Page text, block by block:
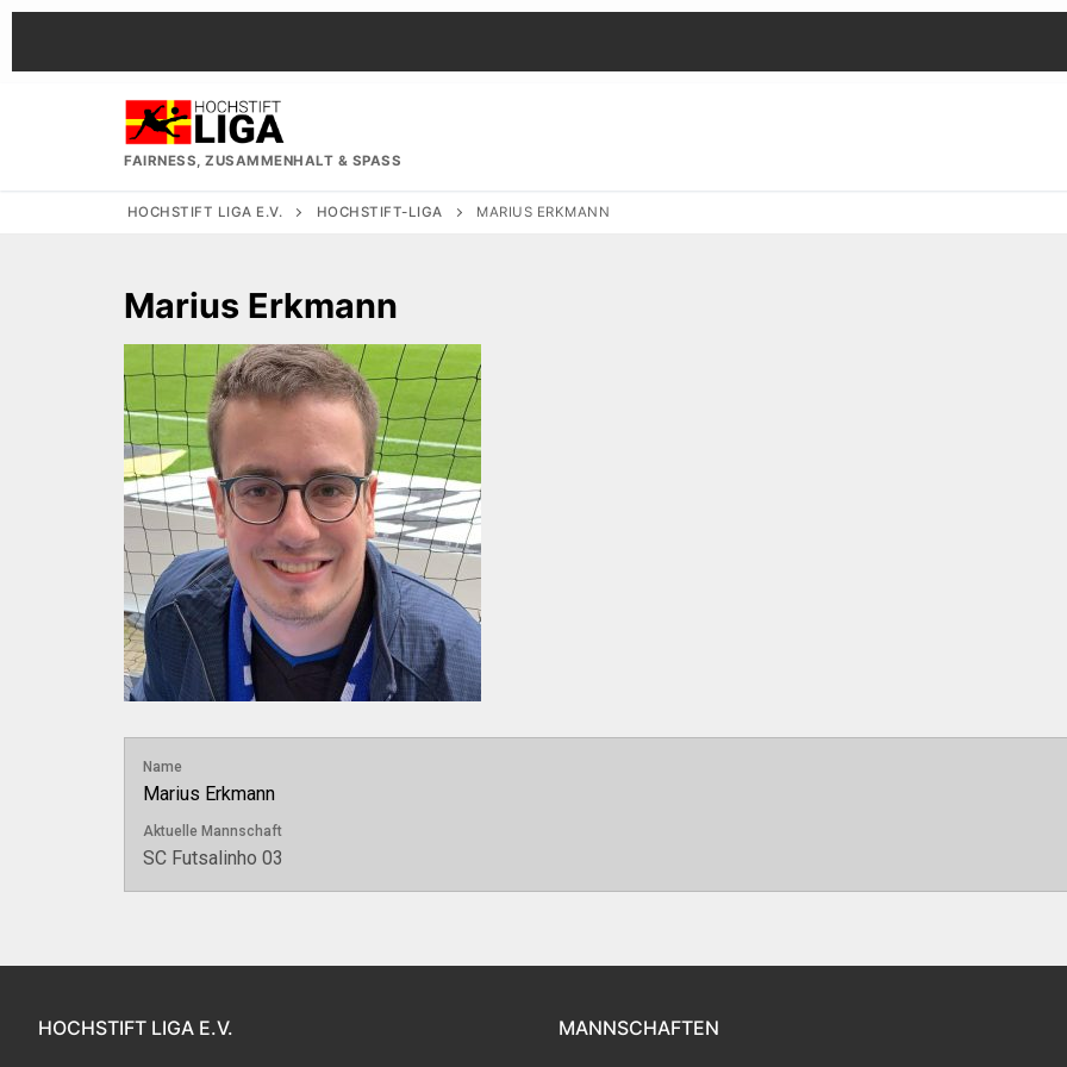
Zum
springen
FAIRNESS, ZUSAMMENHALT & SPASS
HOCHSTIFT LIGA E.V. HOCHSTIFT-LIGA MARIUS ERKMANN
Marius Erkmann
Name
Marius Erkmann
Aktuelle Mannschaft
SC Futsalinho 03
HOCHSTIFT LIGA E.V. MANNSCHAFTEN